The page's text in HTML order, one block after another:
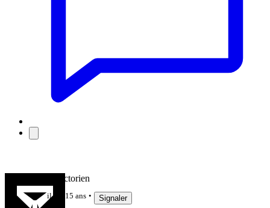
devallee.victorien
il y a 15 ans Signaler